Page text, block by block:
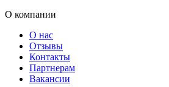
О компании
О нас
Отзывы
Контакты
Партнерам
Вакансии